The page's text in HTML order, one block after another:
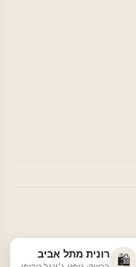
הרשמה 🛍️ רונית מתל אביב